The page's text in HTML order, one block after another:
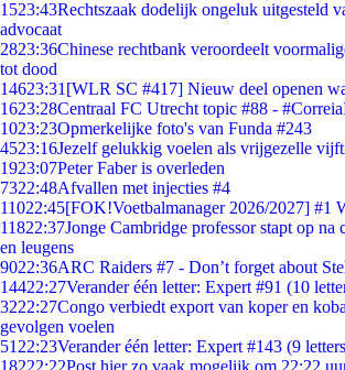
1523:43Rechtszaak dodelijk ongeluk uitgesteld
advocaat
2823:36Chinese rechtbank veroordeelt
tot dood
14623:31 [WLR SC #417] Nieuw deel openen
1623:28Centraal FC Utrecht topic #88 -
1023:23Opmerkelijke foto's van Funda #243
4523:16Jezelf gelukkig voelen als vrijgezelle
1923:07Peter Faber is overleden
7322:48Afvallen met injecties #4
11022:45[FOK!Voetbalmanager 2026/2027] #1
11822:37Jonge Cambridge professor stapt op na
en leugens
9022:36ARC Raiders #7 - Don’t forget about
14422:27Verander één letter: Expert #91 (10
3222:27Congo verbiedt export van koper en
gevolgen voelen
51 22:23Verander één letter: Expert #143 (9
18222:22Post hier zo vaak mogelijk om 22:22